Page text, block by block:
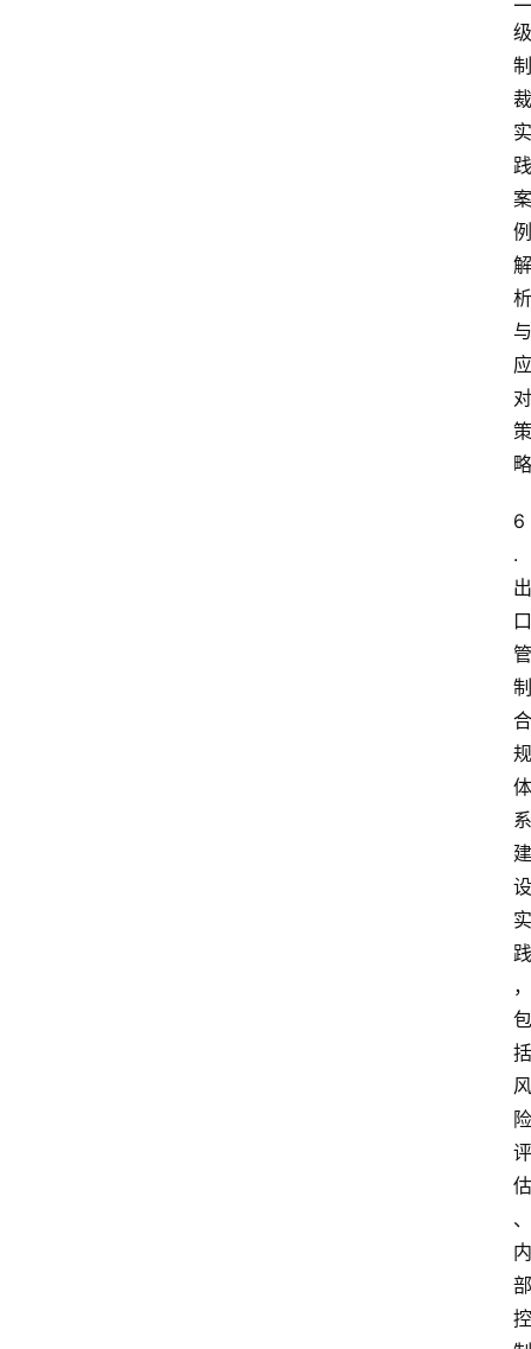
级
制
裁
实
践
案
例
解
析
与
应
对
策
略
6
.
出
口
管
制
合
规
体
系
建
设
实
践
，
包
括
风
险
评
估
、
内
部
控